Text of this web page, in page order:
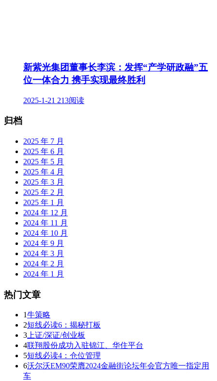
新紫光集团董事长李滨：发挥“产学研政融”五
位一体合力 携手实现最终胜利
2025-1-21 213阅读
归档
2025 年 7 月
2025 年 6 月
2025 年 5 月
2025 年 4 月
2025 年 3 月
2025 年 2 月
2025 年 1 月
2024 年 12 月
2024 年 11 月
2024 年 10 月
2024 年 9 月
2024 年 3 月
2024 年 2 月
2024 年 1 月
热门文章
1牛策略
2短线必读6：揭秘打板
3 上证/深证/创业板
4联翔股份成功入驻锦江、华住平台
5短线必读4：仓位管理
6沃尔沃EM90荣膺2024金融街论坛年会官方唯一指定用
车